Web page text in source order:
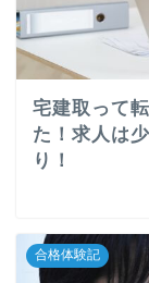
宅建取って
た！求人は
り！
合格体験記